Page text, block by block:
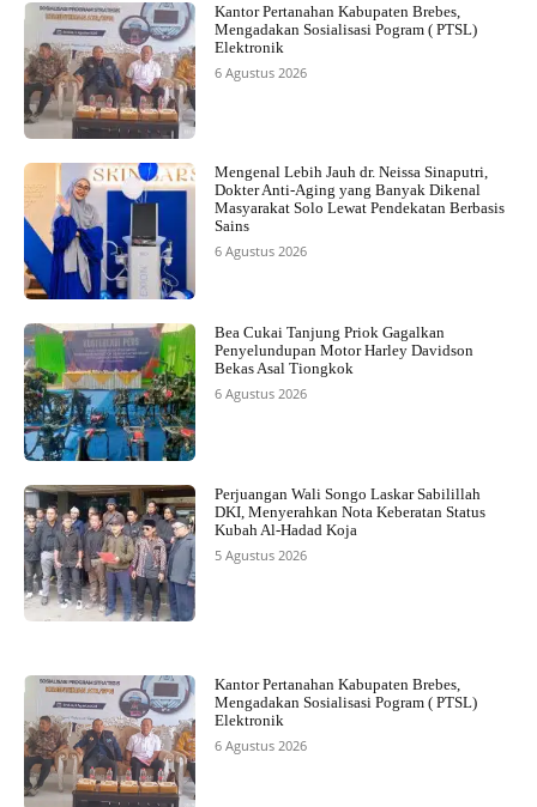
Kantor Pertanahan Kabupaten Brebes,
Mengadakan Sosialisasi Pogram ( PTSL)
Elektronik
6 Agustus 2026
Mengenal Lebih Jauh dr. Neissa Sinaputri,
Dokter Anti-Aging yang Banyak Dikenal
Masyarakat Solo Lewat Pendekatan Berbasis
Sains
6 Agustus 2026
Bea Cukai Tanjung Priok Gagalkan
Penyelundupan Motor Harley Davidson
Bekas Asal Tiongkok
6 Agustus 2026
Perjuangan Wali Songo Laskar Sabilillah
DKI, Menyerahkan Nota Keberatan Status
Kubah Al-Hadad Koja
5 Agustus 2026
Kantor Pertanahan Kabupaten Brebes,
Mengadakan Sosialisasi Pogram ( PTSL)
Elektronik
6 Agustus 2026